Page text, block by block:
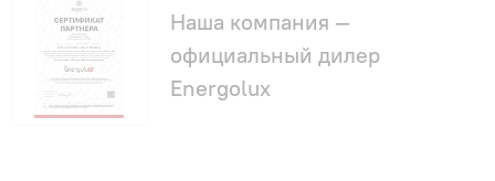
Наша компания —
официальный дилер
Energolux